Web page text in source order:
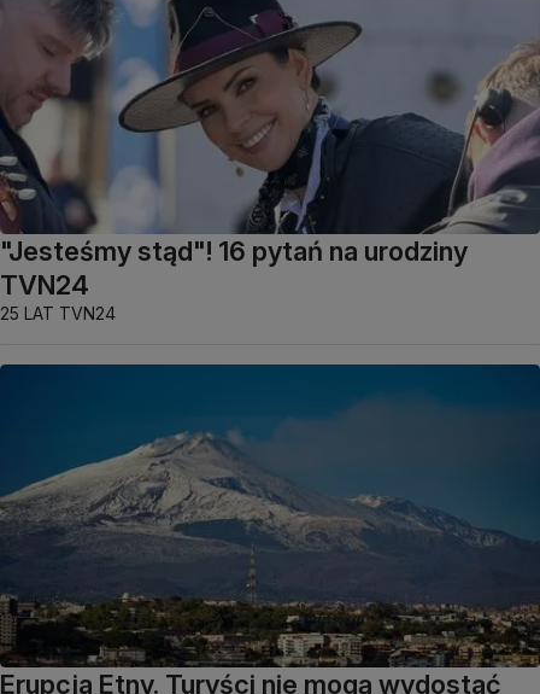
"Jesteśmy stąd"! 16 pytań na urodziny
TVN24
25 LAT TVN24
Erupcja Etny. Turyści nie mogą wydostać